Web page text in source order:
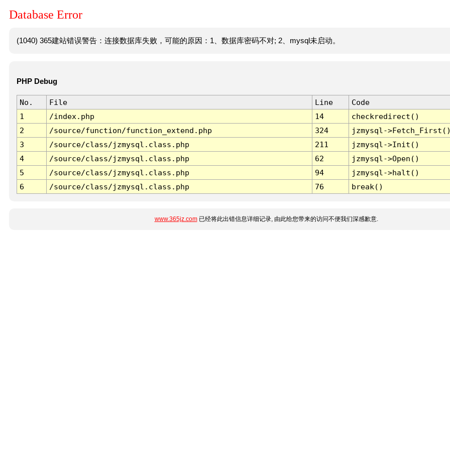
Database Error
(1040) 365建站错误警告：连接数据库失败，可能的原因：1、数据库密码不对; 2、mysql未启动。
PHP Debug
No. File Line
Code
1
/index.php 14
checkredirect()
2
/source/function/function_extend.php 324
jzmysql-
3
/source/class/jzmysql.class.php 211
jzmysql->Init()
4
/source/class/jzmysql.class.php 62
jzmysql->Open()
5
/source/class/jzmysql.class.php 94
jzmysql->halt()
6
/source/class/jzmysql.class.php 76 break()
www.365jz.com已经将此出错信息详细记录, 由此给您带来的访问不便我们深感歉意.